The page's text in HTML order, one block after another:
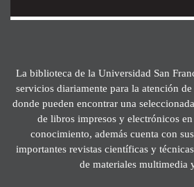
La biblioteca de la Universidad San
servicios diariamente para la atención
donde pueden encontrar una
de libros impresos y electrónicos en
conocimiento, además cuenta con
importantes revistas científicas y
de materiales multimedia